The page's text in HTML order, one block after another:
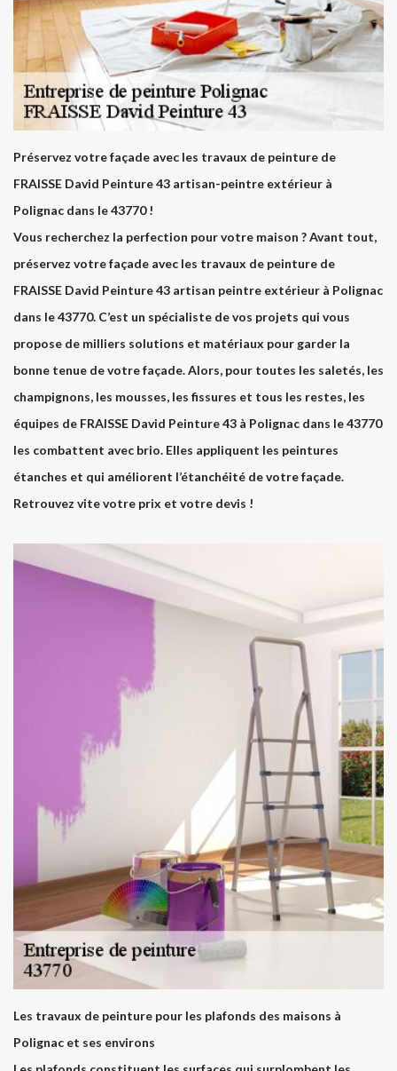
Préservez votre façade avec les travaux de peinture de
FRAISSE David Peinture 43 artisan-peintre extérieur à
Polignac dans le 43770 !
Vous recherchez la perfection pour votre maison ? Avant tout,
préservez votre façade avec les travaux de peinture de
FRAISSE David Peinture 43 artisan peintre extérieur à Polignac
dans le 43770. C’est un spécialiste de vos projets qui vous
propose de milliers solutions et matériaux pour garder la
bonne tenue de votre façade. Alors, pour toutes les saletés, les
champignons, les mousses, les fissures et tous les restes, les
équipes de FRAISSE David Peinture 43 à Polignac dans le 43770
les combattent avec brio. Elles appliquent les peintures
étanches et qui améliorent l’étanchéité de votre façade.
Retrouvez vite votre prix et votre devis !
Les travaux de peinture pour les plafonds des maisons à
Polignac et ses environs